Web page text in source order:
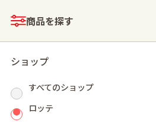
商品を探す
ショップ
すべてのショップ
ロッテ